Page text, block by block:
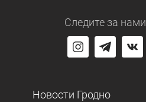
Следите за нами
Новости Гродно